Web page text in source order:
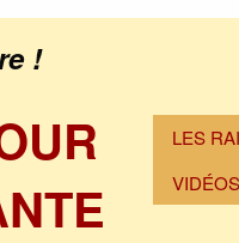
!
LES
VIDÉOS